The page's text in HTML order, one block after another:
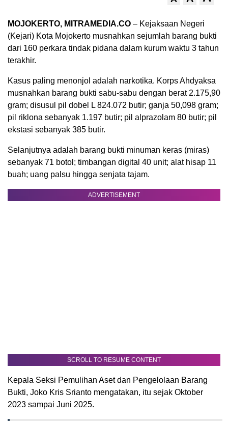
MOJOKERTO, MITRAMEDIA.CO – Kejaksaan Negeri
(Kejari) Kota Mojokerto musnahkan sejumlah barang bukti
dari 160 perkara tindak pidana dalam kurum waktu 3 tahun
terakhir.
Kasus paling menonjol adalah narkotika. Korps Ahdyaksa
musnahkan barang bukti sabu-sabu dengan berat 2.175,90
gram; disusul pil dobel L 824.072 butir; ganja 50,098 gram;
pil riklona sebanyak 1.197 butir; pil alprazolam 80 butir; pil
ekstasi sebanyak 385 butir.
Selanjutnya adalah barang bukti minuman keras (miras)
sebanyak 71 botol; timbangan digital 40 unit; alat hisap 11
buah; uang palsu hingga senjata tajam.
ADVERTISEMENT
SCROLL TO RESUME CONTENT
Kepala Seksi Pemulihan Aset dan Pengelolaan Barang
Bukti, Joko Kris Srianto mengatakan, itu sejak Oktober
2023 sampai Juni 2025.